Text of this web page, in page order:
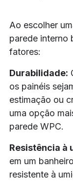
Ao escolher
parede interno
fatores:
Durabilidade:
os painéis
estimação ou
uma opção
parede WPC.
Resistência à
em um
resistente à